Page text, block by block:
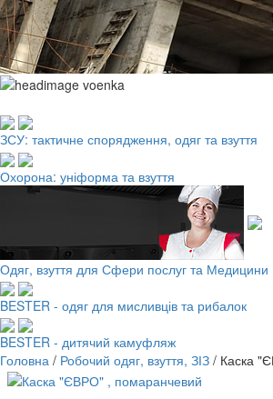
ЗСУ: тактичне спорядження, одяг та взуття
Охорона: уніформа та взуття
Одяг, взуття для Сфери послуг та Медицини
BESTER - одяг для мисливців та рибалок
BESTER - дитячий камуфляж
Головна / Робочий одяг, взуття, ЗІЗ / Каска